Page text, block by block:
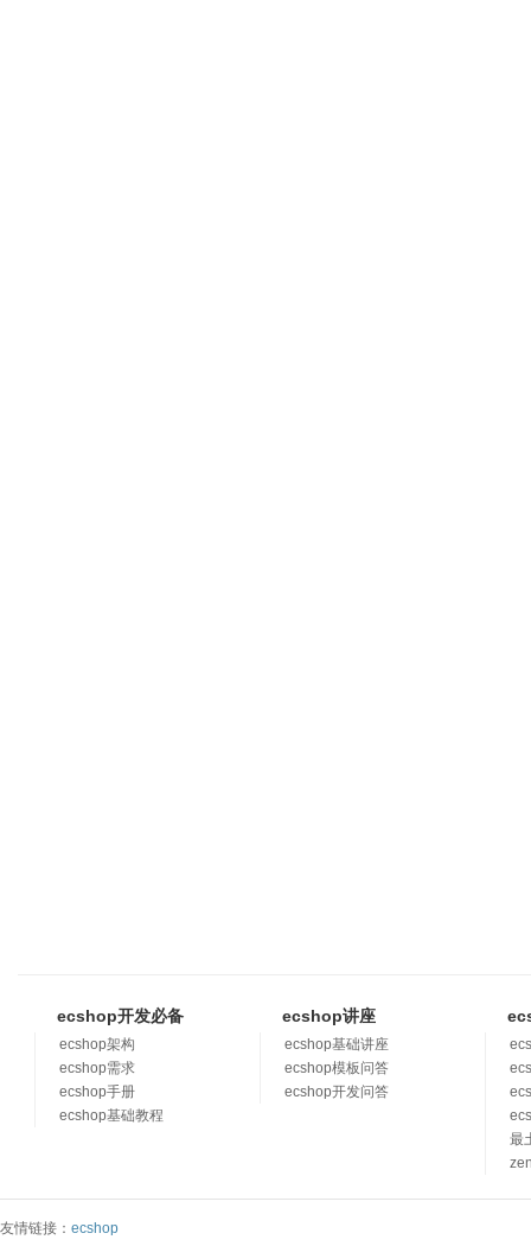
ecshop开发必备
ecshop架构
ecshop需求
ecshop手册
ecshop基础教程
ecshop讲座
ecshop基础讲座
ecshop模板问答
ecshop开发问答
最
友情链接： ecshop